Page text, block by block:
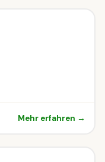
Mehr erfahren →